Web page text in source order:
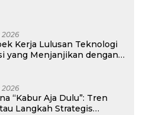
Kerja Lulusan Teknologi
yang Menjanjikan dengan
“Kabur Aja Dulu”: Tren
Langkah Strategis